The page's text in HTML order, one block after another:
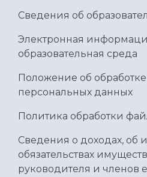
Сведения об
Электронная
образовательная среда
Положение об
персональных данных
Политика обработки
Сведения о доходах, об
обязательствах
руководителя и членов